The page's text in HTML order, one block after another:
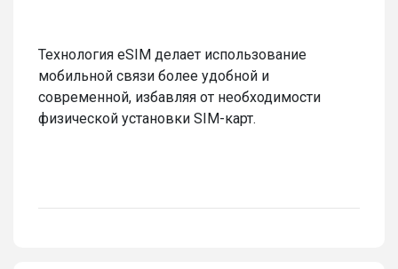
Технология eSIM делает использование
мобильной связи более удобной и
современной, избавляя от необходимости
физической установки SIM-карт.